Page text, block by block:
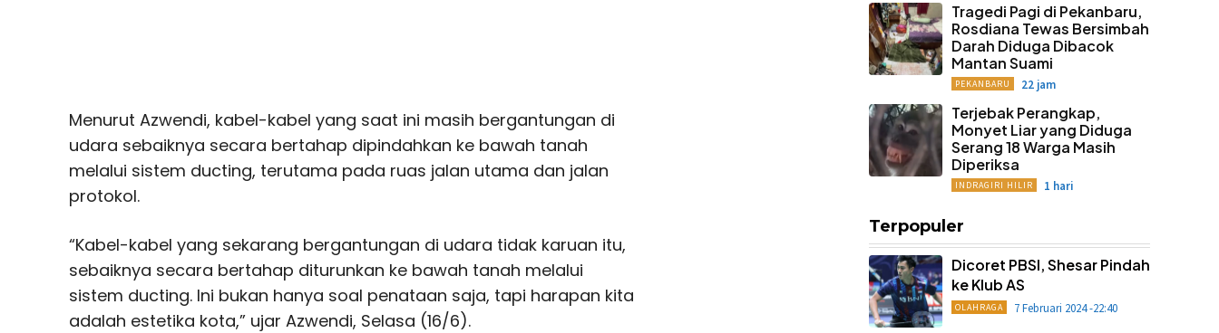
Menurut Azwendi, kabel-kabel yang saat ini masih bergantungan di
udara sebaiknya secara bertahap dipindahkan ke bawah tanah
melalui sistem ducting, terutama pada ruas jalan utama dan jalan
protokol.
“Kabel-kabel yang sekarang bergantungan di udara tidak karuan itu,
sebaiknya secara bertahap diturunkan ke bawah tanah melalui
sistem ducting. Ini bukan hanya soal penataan saja, tapi harapan kita
adalah estetika kota,” ujar Azwendi, Selasa (16/6).
Tragedi Pagi di Pekanbaru,
Rosdiana Tewas Bersimbah
Darah Diduga Dibacok
Mantan Suami
PEKANBARU 22 jam
Terjebak Perangkap,
Monyet Liar yang Diduga
Serang 18 Warga Masih
Diperiksa
INDRAGIRI HILIR 1 hari
Terpopuler
Dicoret PBSI, Shesar Pindah
ke Klub AS
OLAHRAGA 7 Februari 2024 -22:40